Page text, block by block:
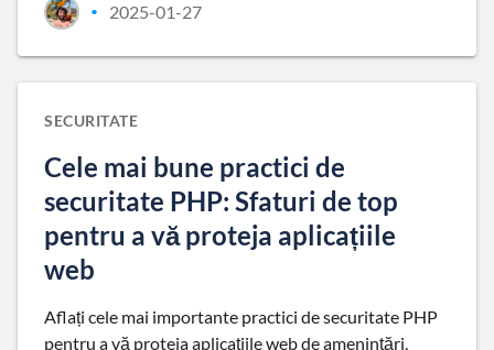
• 2025-01-27
SECURITATE
Cele mai bune practici de
securitate PHP: Sfaturi de top
pentru a vă proteja aplicațiile
web
Aflați cele mai importante practici de securitate PHP
pentru a vă proteja aplicațiile web de amenințări,